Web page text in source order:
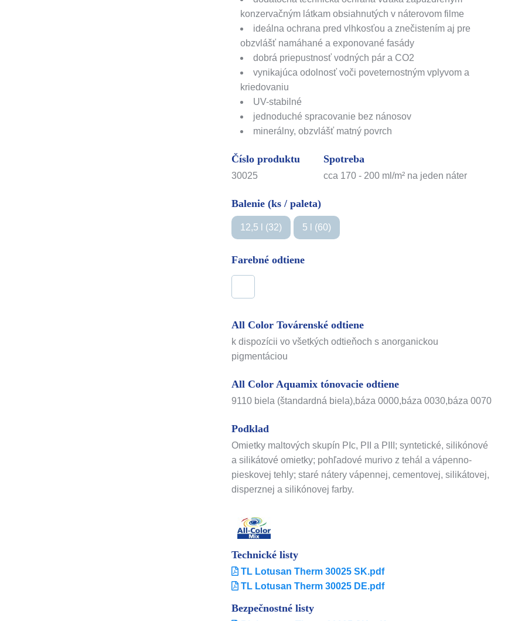
konzervačným látkam obsiahnutých v náterovom filme
ideálna ochrana pred vlhkosťou a znečistením aj pre
obzvlášť namáhané a exponované fasády
dobrá priepustnosť vodných pár a CO2
vynikajúca odolnosť voči poveternostným vplyvom a
kriedovaniu
UV-stabilné
jednoduché spracovanie bez nánosov
minerálny, obzvlášť matný povrch
Číslo produktu
30025
Spotreba
cca 170 - 200 ml/m² na jeden náter
Balenie (ks / paleta)
12,5 l (32) 5 l (60)
Farebné odtiene
All Color Továrenské odtiene
k dispozícii vo všetkých odtieňoch s anorganickou
pigmentáciou
All Color Aquamix tónovacie odtiene
9110 biela (štandardná biela),báza 0000,báza 0030,báza 0070
Podklad
Omietky maltových skupín PIc, PII a PIII; syntetické, silikónové
a silikátové omietky; pohľadové murivo z tehál a vápenno-
pieskovej tehly; staré nátery vápennej, cementovej, silikátovej,
disperznej a silikónovej farby.
Technické listy
TL Lotusan Therm 30025 SK.pdf
TL Lotusan Therm 30025 DE.pdf
Bezpečnostné listy